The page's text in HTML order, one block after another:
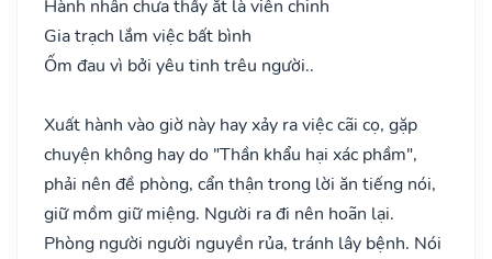
Hành nhân chưa thấy ắt là viễn chinh
Gia trạch lắm việc bất bình
Ốm đau vì bởi yêu tinh trêu người..
Xuất hành vào giờ này hay xảy ra việc cãi cọ, gặp
chuyện không hay do "Thần khẩu hại xác phầm",
phải nên đề phòng, cẩn thận trong lời ăn tiếng nói,
giữ mồm giữ miệng. Người ra đi nên hoãn lại.
Phòng người người nguyền rủa, tránh lây bệnh. Nói